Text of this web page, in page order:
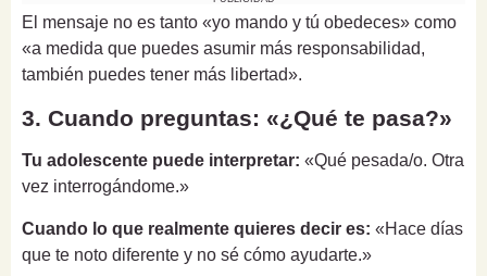
El mensaje no es tanto «yo mando y tú obedeces» como
«a medida que puedes asumir más responsabilidad,
también puedes tener más libertad».
3. Cuando preguntas: «¿Qué te pasa?»
Tu adolescente puede interpretar: «Qué pesada/o. Otra
vez interrogándome.»
Cuando lo que realmente quieres decir es: «Hace días
que te noto diferente y no sé cómo ayudarte.»